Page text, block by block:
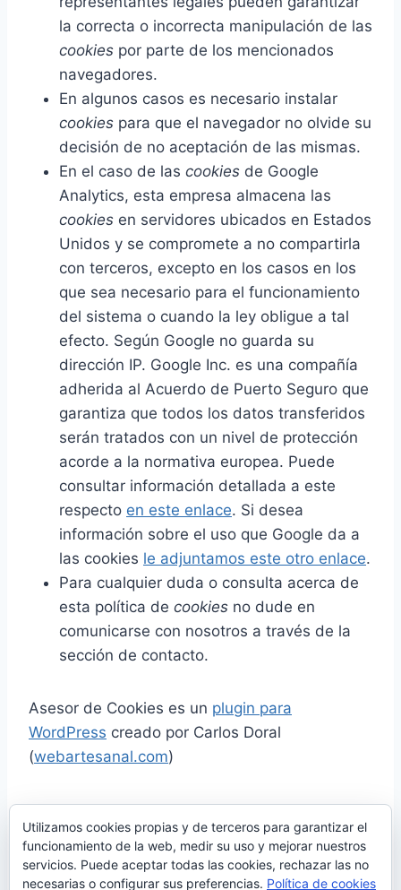
la correcta o incorrecta manipulación de las
cookies por parte de los mencionados
navegadores.
En algunos casos es necesario instalar
cookies para que el navegador no olvide su
decisión de no aceptación de las mismas.
En el caso de las cookies de Google
Analytics, esta empresa almacena las
cookies en servidores ubicados en Estados
Unidos y se compromete a no compartirla
con terceros, excepto en los casos en los
que sea necesario para el funcionamiento
del sistema o cuando la ley obligue a tal
efecto. Según Google no guarda su
dirección IP. Google Inc. es una compañía
adherida al Acuerdo de Puerto Seguro que
garantiza que todos los datos transferidos
serán tratados con un nivel de protección
acorde a la normativa europea. Puede
consultar información detallada a este
respecto en este enlace. Si desea
información sobre el uso que Google da a
las cookies le adjuntamos este otro enlace.
Para cualquier duda o consulta acerca de
esta política de cookies no dude en
comunicarse con nosotros a través de la
sección de contacto.
Asesor de Cookies es un plugin para
WordPress creado por Carlos Doral
(webartesanal.com)
Más
Utilizamos cookies propias y de terceros para garantizar el
funcionamiento de la web, medir su uso y mejorar nuestros
servicios. Puede aceptar todas las cookies, rechazar las no
necesarias o configurar sus preferencias. Política de cookies